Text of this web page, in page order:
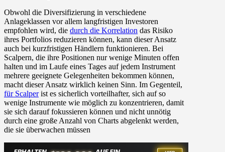
Obwohl die Diversifizierung in verschiedene
Anlageklassen vor allem langfristigen Investoren
empfohlen wird, die durch die Korrelation das Risiko
ihres Portfolios reduzieren können, kann dieser Ansatz
auch bei kurzfristigen Händlern funktionieren. Bei
Scalpern, die ihre Positionen nur wenige Minuten offen
halten und im Laufe eines Tages auf jedem Instrument
mehrere geeignete Gelegenheiten bekommen können,
macht dieser Ansatz wirklich keinen Sinn. Im Gegenteil,
für Scalperist es sicherlich vorteilhafter, sich auf so
wenige Instrumente wie möglich zu konzentrieren, damit
sie sich darauf fokussieren können und nicht unnötig
durch eine große Anzahl von Charts abgelenkt werden,
die sie überwachen müssen